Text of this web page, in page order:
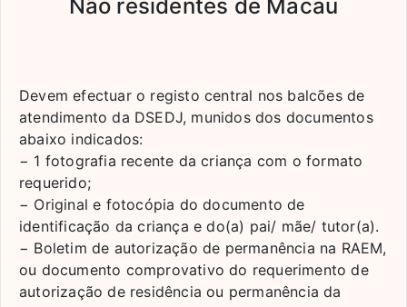
Não residentes de Macau
Devem efectuar o registo central nos balcões de
atendimento da DSEDJ, munidos dos documentos
abaixo indicados:
− 1 fotografia recente da criança com o formato
requerido;
− Original e fotocópia do documento de
identificação da criança e do(a) pai/ mãe/ tutor(a).
− Boletim de autorização de permanência na RAEM,
ou documento comprovativo do requerimento de
autorização de residência ou permanência da